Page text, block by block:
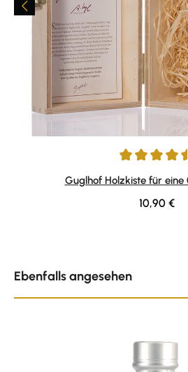
Durchschnittliche Bewertung von
Guglhof Holzkiste für eine
Regulärer
10,90 €
Ebenfalls angesehen